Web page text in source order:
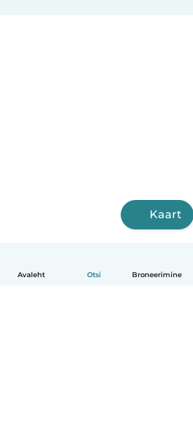
Avaleht Otsi Broneerimine
Kaart